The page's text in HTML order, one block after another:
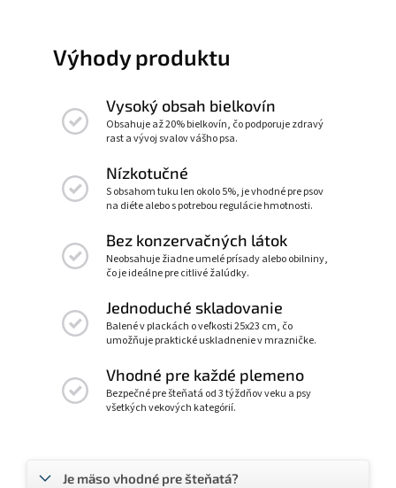
Výhody produktu
Vysoký obsah bielkovín
Obsahuje až 20% bielkovín, čo podporuje zdravý
rast a vývoj svalov vášho psa.
Nízkotučné
S obsahom tuku len okolo 5%, je vhodné pre psov
na diéte alebo s potrebou regulácie hmotnosti.
Bez konzervačných látok
Neobsahuje žiadne umelé prísady alebo obilniny,
čo je ideálne pre citlivé žalúdky.
Jednoduché skladovanie
Balené v plackách o veľkosti 25x23 cm, čo
umožňuje praktické uskladnenie v mrazničke.
Vhodné pre každé plemeno
Bezpečné pre šteňatá od 3 týždňov veku a psy
všetkých vekových kategórií.
Je mäso vhodné pre šteňatá?